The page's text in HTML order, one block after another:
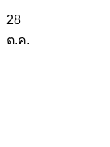
28
ต.ค.